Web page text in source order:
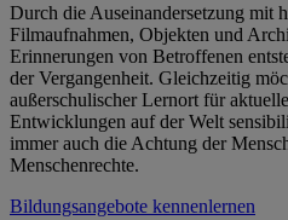
Durch die Auseinandersetzung mit
Filmaufnahmen, Objekten und
Erinnerungen von Betroffenen
der Vergangenheit. Gleichzeitig
außerschulischer Lernort für
Entwicklungen auf der Welt
immer auch die Achtung der
Menschenrechte.
Bildungsangebote kennenlernen